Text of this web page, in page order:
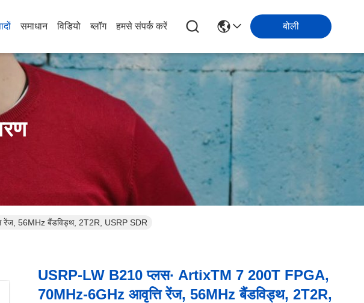
समाधान विडियो ब्लॉग हमसे संपर्क करें बोली
रेंज, 56MHz बैंडविड्थ, 2T2R, USRP SDR
USRP-LW B210 प्लस∙ ArtixTM 7 200T FPGA,
70MHz-6GHz आवृत्ति रेंज, 56MHz बैंडविड्थ, 2T2R,